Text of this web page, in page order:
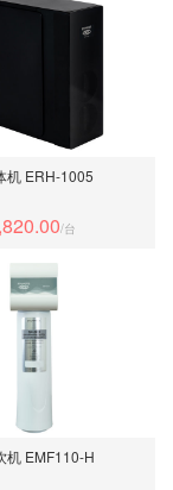
机 ERH-1005
/台
机 EMF110-H